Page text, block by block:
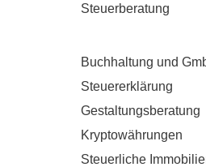
Steuerberatung
Buchhaltung und
Steuererklärung
Gestaltungsberatung
Kryptowährungen
Steuerliche